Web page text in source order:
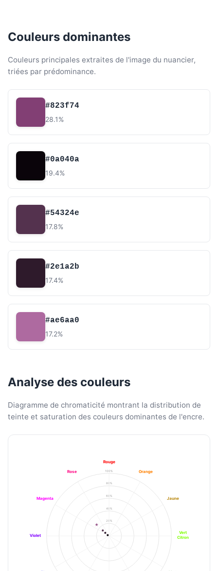
Couleurs dominantes
Couleurs principales extraites de l'image du nuancier,
triées par prédominance.
#823f74
28.1%
#0a040a
19.4%
#54324e
17.8%
#2e1a2b
17.4%
#ae6aa0
17.2%
Analyse des couleurs
Diagramme de chromaticité montrant la distribution de
teinte et saturation des couleurs dominantes de l'encre.
20%
40%
60%
80%
100%
Rouge
Orange
Jaune
Vert
Citron
Violet
Magenta
Rose